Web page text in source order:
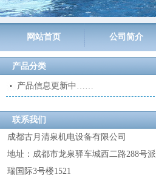
网站首页 公司简介
产品分类
产品信息更新中……
联系我们
成都古月清泉机电设备有限公司
地址：成都市龙泉驿车城西二路288号派
瑞国际3号楼1521